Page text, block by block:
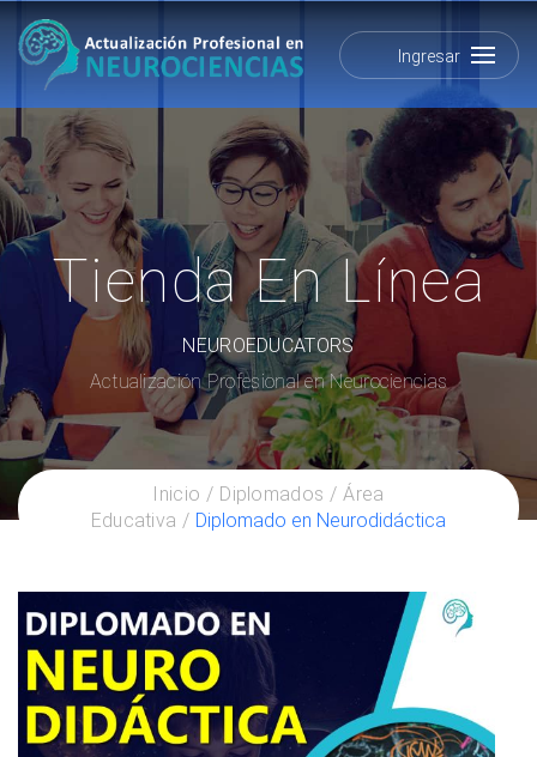
Ingresar
Tienda En Línea
NEUROEDUCATORS
Actualización Profesional en Neurociencias
Inicio Diplomados
Área
Educativa
Diplomado en Neurodidáctica